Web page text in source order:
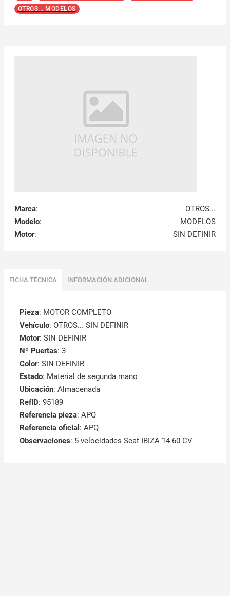
OTROS... MODELOS
Marca:
OTROS...
Modelo:
MODELOS
Motor: SIN DEFINIR
FICHA TÉCNICA INFORMACIÓN ADICIONAL
Pieza: MOTOR COMPLETO
Vehículo: OTROS... SIN DEFINIR
Motor: SIN DEFINIR
Nº Puertas: 3
Color: SIN DEFINIR
Estado: Material de segunda mano
Ubicación: Almacenada
RefID: 95189
Referencia pieza: APQ
Referencia oficial : APQ
Observaciones: 5 velocidades Seat IBIZA 14 60 CV